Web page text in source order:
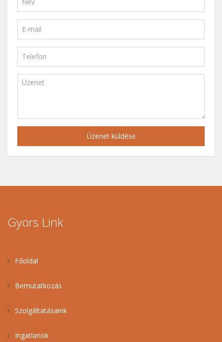
Üzenet küldése
Gyors Link
Főoldal
Bemutatkozás
Szolgáltatásaink
Ingatlanok